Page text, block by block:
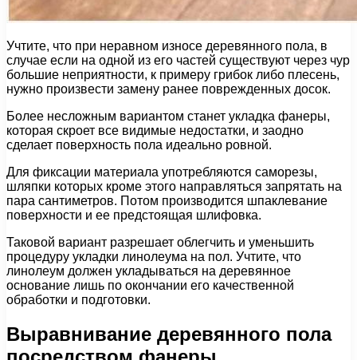
Учтите, что при неравном износе деревянного пола, в
случае если на одной из его частей существуют через чур
большие неприятности, к примеру грибок либо плесень,
нужно произвести замену ранее поврежденных досок.
Более несложным вариантом станет укладка фанеры,
которая скроет все видимые недостатки, и заодно
сделает поверхность пола идеально ровной.
Для фиксации материала употребляются саморезы,
шляпки которых кроме этого направляться запрятать на
пара сантиметров. Потом производится шпаклевание
поверхности и ее предстоящая шлифовка.
Таковой вариант разрешает облегчить и уменьшить
процедуру укладки линолеума на пол. Учтите, что
линолеум должен укладываться на деревянное
основание лишь по окончании его качественной
обработки и подготовки.
Выравнивание деревянного пола